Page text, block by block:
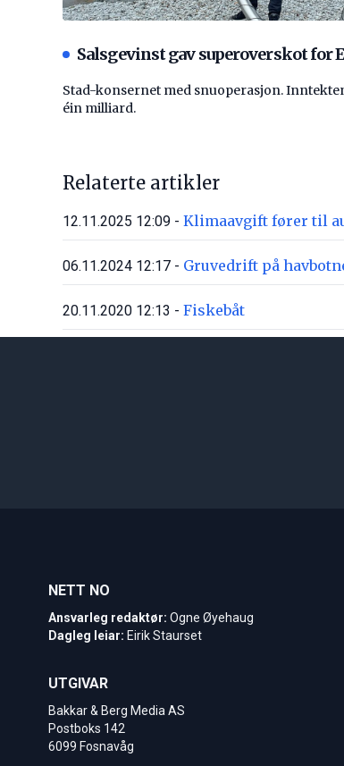
Salsgevinst gav superoverskot for
Stad-konsernet med snuoperasjon.
éin milliard.
Relaterte artikler
12.11.2025 12:09 - Klimaavgift fører til
06.11.2024 12:17 - Gruvedrift på
20.11.2020 12:13 - Fiskebåt
NETT NO
Ansvarleg redaktør: Ogne Øyehaug
Dagleg leiar: Eirik Staurset
UTGIVAR
Bakkar & Berg Media AS
Postboks 142
6099 Fosnavåg